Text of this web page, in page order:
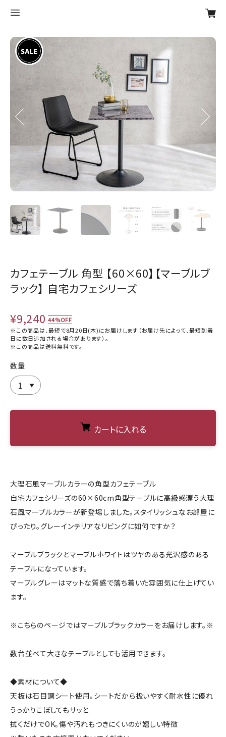
カフェテーブル 角型 【60×60】【マーブルブ
ラック】 自宅カフェシリーズ
¥9,240 44%OFF
※この商品は、最短で8月20日(木)にお届けします（お届け先によって、最短到着
日に数日追加される場合があります）。
※この商品は送料無料です。
数量
カートに入れる
大理石風マーブルカラーの角型カフェテーブル
自宅カフェシリーズの60×60cm角型テーブルに高級感漂う大理
石風マーブルカラーが新登場しました。スタイリッシュなお部屋に
ぴったり。グレーインテリアなリビングに如何ですか？
マーブルブラックとマーブルホワイトはツヤのある光沢感のある
テーブルになっています。
マーブルグレーはマットな質感で落ち着いた雰囲気に仕上げてい
ます。
※こちらのページではマーブルブラックカラーをお届けします。※
数台並べて大きなテーブルとしても活用できます。
◆素材について◆
天板は石目調シート使用。シートだから扱いやすく耐水性に優れ
うっかりこぼしてもサッと
拭くだけでOK。傷や汚れもつきにくいのが嬉しい特徴